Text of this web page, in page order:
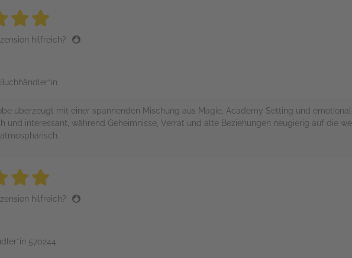
stars
5 stars
5 stars
hilfreich?
überzeugt mit einer spannenden Mischung aus Magie, Academy Setting und
und interessant, während Geheimnisse, Verrat und alte Beziehungen neugierig auf die
stars
5 stars
5 stars
hilfreich?
570244